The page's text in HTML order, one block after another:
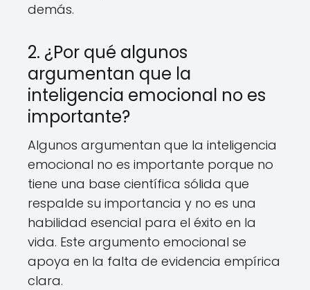
demás.
2. ¿Por qué algunos
argumentan que la
inteligencia emocional no es
importante?
Algunos argumentan que la inteligencia
emocional no es importante porque no
tiene una base científica sólida que
respalde su importancia y no es una
habilidad esencial para el éxito en la
vida. Este argumento emocional se
apoya en la falta de evidencia empírica
clara.